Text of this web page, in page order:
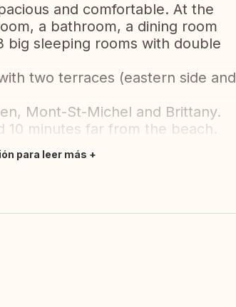
and comfortable. At the
a bathroom, a dining room
big sleeping rooms with double
two terraces (eastern side and
Mont-St-Michel and Brittany.
minutes far from the beach.
para leer más